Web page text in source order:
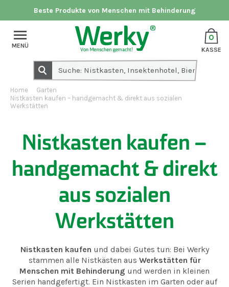
Beste Produkte von Menschen mit Behinderung
0
KASSE
MENÜ
Home
Garten
Nistkasten kaufen – handgemacht & direkt aus sozialen
Werkstätten
Nistkasten kaufen –
handgemacht & direkt
aus sozialen
Werkstätten
Nistkasten kaufen und dabei Gutes tun: Bei Werky
stammen alle Nistkästen aus Werkstätten für
Menschen mit Behinderung und werden in kleinen
Serien handgefertigt. Ein Nistkasten im Garten oder auf